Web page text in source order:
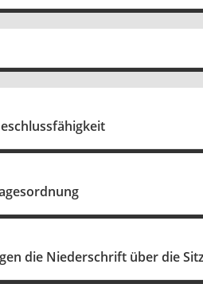
die Niederschrift über die